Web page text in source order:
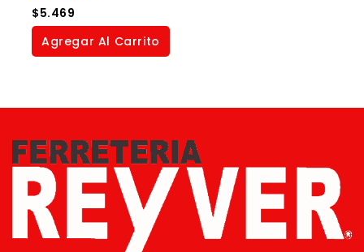
0
out
of
$5.469
Agregar Al Carrito